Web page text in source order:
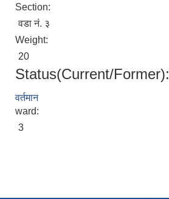
Section:
वडा नं. ३
Weight:
20
Status(Current/Former):
वर्तमान
ward:
3